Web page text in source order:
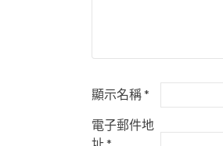
顯示名稱*
電子郵件地